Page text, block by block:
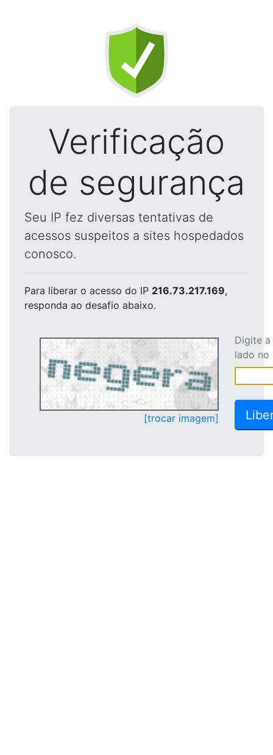
Verificação
de segurança
Seu IP fez diversas tentativas de
acessos suspeitos a sites hospedados
conosco.
Para liberar o acesso do IP 216.73.217.169,
responda ao desafio abaixo.
[trocar imagem]
Digite
lado no